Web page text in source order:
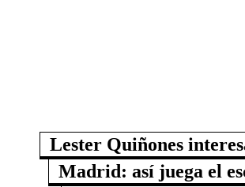
Lester Quiñones
Madrid: así juega el